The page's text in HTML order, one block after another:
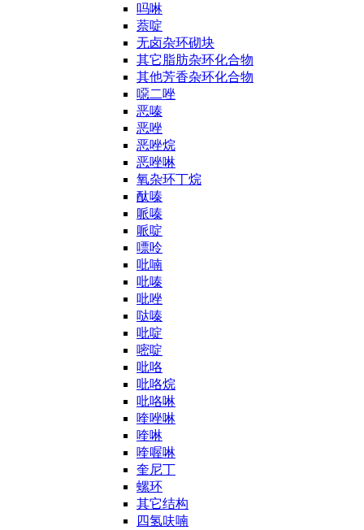
吗啉
萘啶
无卤杂环砌块
其它脂肪杂环化合物
其他芳香杂环化合物
噁二唑
恶嗪
恶唑
恶唑烷
恶唑啉
氧杂环丁烷
酞嗪
哌嗪
哌啶
嘌呤
吡喃
吡嗪
吡唑
哒嗪
吡啶
嘧啶
吡咯
吡咯烷
吡咯啉
喹唑啉
喹啉
喹喔啉
奎尼丁
螺环
其它结构
四氢呋喃